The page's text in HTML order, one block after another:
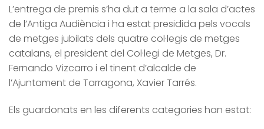
L’entrega de premis s’ha dut a terme a la sala d’actes
de l’Antiga Audiència i ha estat presidida pels vocals
de metges jubilats dels quatre col·legis de metges
catalans, el president del Col·legi de Metges, Dr.
Fernando Vizcarro i el tinent d’alcalde de
l’Ajuntament de Tarragona, Xavier Tarrés.
Els guardonats en les diferents categories han estat: